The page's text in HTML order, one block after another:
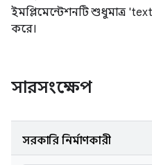
ইমপ্লিমেন্টেশনটি শুধুমাত্র
করে।
সারসংক্ষেপ
সরকারি নির্মাণকারী